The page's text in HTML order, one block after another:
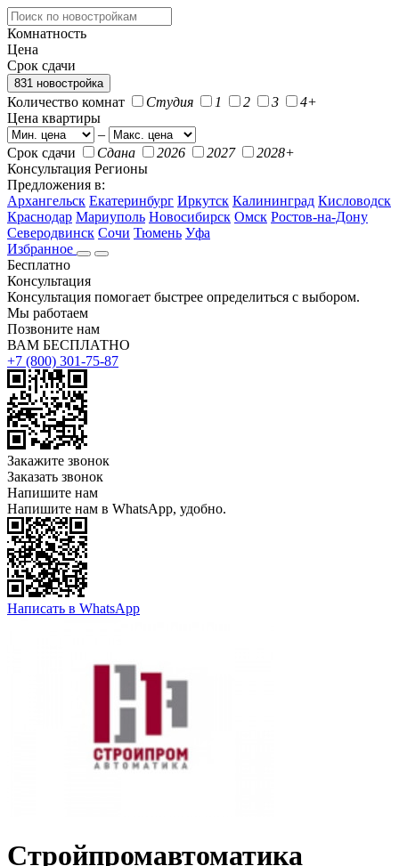
Комнатность
Цена
Срок сдачи
831 новостройка
Количество комнат Студия 1 2 3
4+
Цена квартиры
–
Срок сдачи
Сдана 2026 2027
2028+
Консультация Регионы
Предложения в:
Архангельск Екатеринбург Иркутск Калининград Кисловодск
Краснодар Мариуполь Новосибирск Омск Ростов-на-Дону
Северодвинск Сочи Тюмень Уфа
Избранное
Бесплатно
Консультация
Консультация помогает быстрее определиться с выбором.
Мы работаем
Позвоните нам
ВАМ БЕСПЛАТНО
+7 (800) 301-75-87
Закажите звонок
Заказать звонок
Напишите нам
Напишите нам в WhatsApp, удобно.
Написать в WhatsApp
Стройпромавтоматика